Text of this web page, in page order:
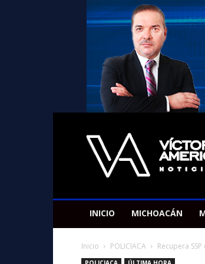
Americano
Victor
INICIO MICHOACÁN
Inicio POLICIACA Recupera